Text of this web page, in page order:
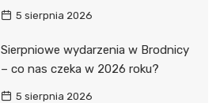
5 sierpnia 2026
Sierpniowe wydarzenia w Brodnicy
– co nas czeka w 2026 roku?
5 sierpnia 2026